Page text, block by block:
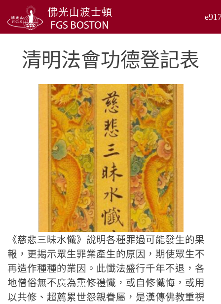
清明法會功德登記表
《慈悲三昧水懺》說明各種罪過可能發生的果
報，更揭示眾生罪業產生的原因，期使眾生不
再造作種種的業因。此懺法盛行千年不退，各
地僧俗無不廣為熏修禮懺，或自修懺悔，或用
以共修、超薦累世怨親眷屬，是漢傳佛教重視